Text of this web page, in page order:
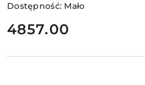
Dostępność: Mało
cena:
4857.00